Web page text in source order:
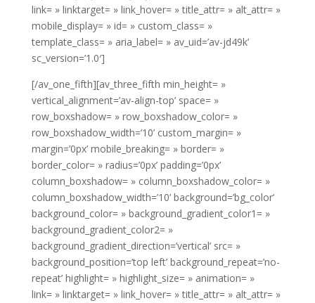
link= » linktarget= » link_hover= » title_attr= » alt_attr= »
mobile_display= » id= » custom_class= »
template_class= » aria_label= » av_uid=’av-jd49k’
sc_version=’1.0′]
[/av_one_fifth][av_three_fifth min_height= »
vertical_alignment=’av-align-top’ space= »
row_boxshadow= » row_boxshadow_color= »
row_boxshadow_width=’10’ custom_margin= »
margin=’0px’ mobile_breaking= » border= »
border_color= » radius=’0px’ padding=’0px’
column_boxshadow= » column_boxshadow_color= »
column_boxshadow_width=’10’ background=’bg_color’
background_color= » background_gradient_color1= »
background_gradient_color2= »
background_gradient_direction=’vertical’ src= »
background_position=’top left’ background_repeat=’no-
repeat’ highlight= » highlight_size= » animation= »
link= » linktarget= » link_hover= » title_attr= » alt_attr= »